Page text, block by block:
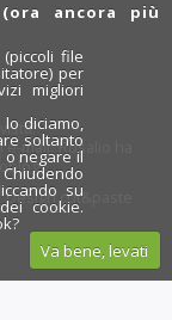
e-mail. Rosalio ha
.
Designcut&paste
x
ancora più
file
per
migliori
diciamo,
soltanto
o negare il
su
cookie.
Va bene, levati